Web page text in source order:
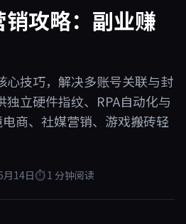
攻略：副业赚
心技巧，解决多账号关联与封
立硬件指纹、RPA自动化与
商、社媒营销、游戏搬砖轻
月14日⏱ 1 分钟阅读